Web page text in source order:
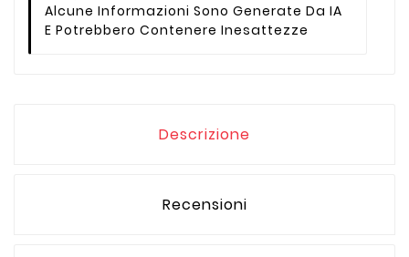
Alcune Informazioni Sono Generate Da IA
E Potrebbero Contenere Inesattezze
Descrizione
Recensioni